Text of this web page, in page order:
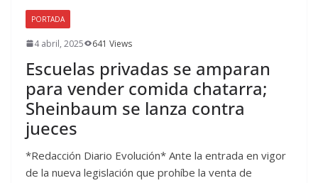
PORTADA
4 abril, 2025 641 Views
Escuelas privadas se amparan
para vender comida chatarra;
Sheinbaum se lanza contra
jueces
*Redacción Diario Evolución* Ante la entrada en vigor
de la nueva legislación que prohíbe la venta de